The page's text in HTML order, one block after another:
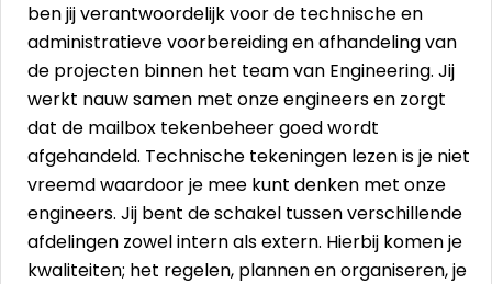
ben jij verantwoordelijk voor de technische en
administratieve voorbereiding en afhandeling van
de projecten binnen het team van Engineering. Jij
werkt nauw samen met onze engineers en zorgt
dat de mailbox tekenbeheer goed wordt
afgehandeld. Technische tekeningen lezen is je niet
vreemd waardoor je mee kunt denken met onze
engineers. Jij bent de schakel tussen verschillende
afdelingen zowel intern als extern. Hierbij komen je
kwaliteiten; het regelen, plannen en organiseren, je